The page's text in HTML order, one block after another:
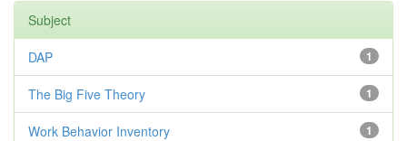
Subject
1
DAP
1
The Big Five Theory
1
Work Behavior Inventory